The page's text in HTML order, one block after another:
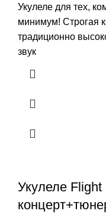
Укулеле для тех,
минимум! Строгая
традиционно
звук
Укулеле